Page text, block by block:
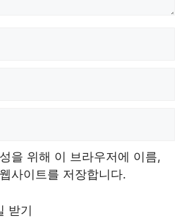
을 위해 이 브라우저에 이름,
사이트를 저장합니다.
받기